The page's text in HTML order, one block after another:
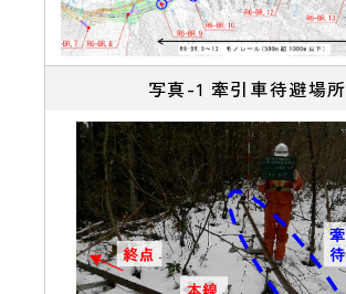
写真-1 牽引車待避場所